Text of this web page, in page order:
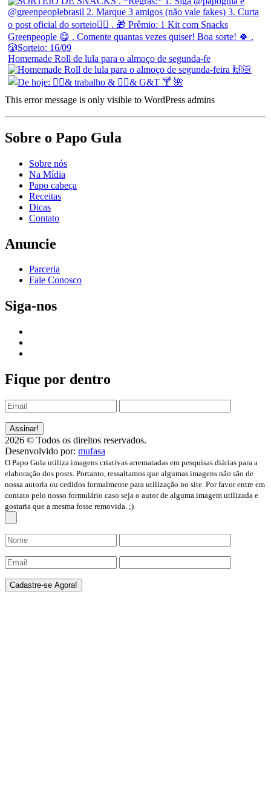
Homemade Roll de lula para o almoço de segunda-fe
This error message is only visible to WordPress admins
Sobre o Papo Gula
Sobre nós
Na Mídia
Papo cabeça
Receitas
Dicas
Contato
Anuncie
Parceria
Fale Conosco
Siga-nos
Fique por dentro
2026 © Todos os direitos reservados.
Desenvolvido por: mufasa
O Papo Gula utiliza imagens criativas arrematadas em pesquisas diárias para a
elaboração dos posts. Portanto, ressaltamos que algumas imagens não são de
nossa autoria ou cedidos formalmente para utilização no site. Por favor entre em
contato pelo nosso formulário caso seja o autor de alguma imagem utilizada e
gostaria que a mesma fosse removida. ;)